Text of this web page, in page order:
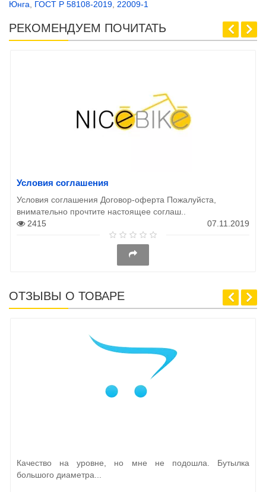
Юнга ГОСТ Р 58108-2019 22009-1
РЕКОМЕНДУЕМ ПОЧИТАТЬ
Условия соглашения
Условия соглашения Договор-оферта Пожалуйста,
внимательно прочтите настоящее соглаш..
2415
07.11.2019
ОТЗЫВЫ О ТОВАРЕ
Качество на уровне, но мне не подошла. Бутылка
большого диаметра...